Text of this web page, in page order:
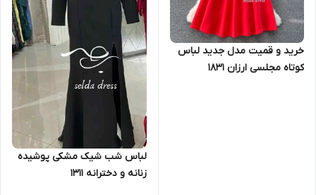
خرید و قمیت مدل جدید لباس
کوتاه مجلسی ارزان ۱۸۳۱
لباس شب شیک مشکی پوشیده
زنانه و دخترانه ۱۳۱۱